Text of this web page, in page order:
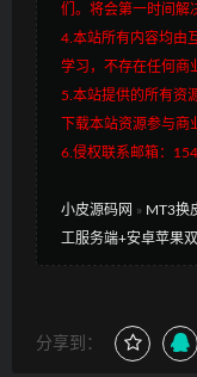
们。将会第一时间解
4.本站所有内容均由
学习，不存在任何商
5.本站提供的所有资
下载本站资源参与
6.侵权联系邮箱：
小皮源码网 » MT3换
工服务端+安卓苹果
分享到：